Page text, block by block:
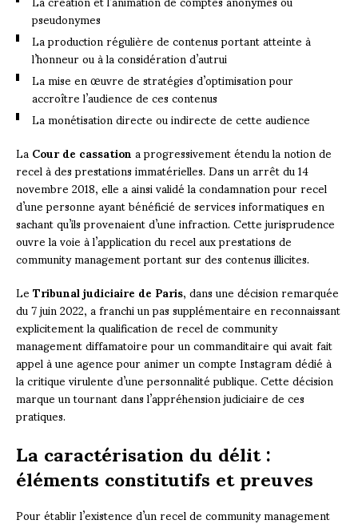
pseudonymes
La production régulière de contenus portant atteinte à
l’honneur ou à la considération d’autrui
La mise en œuvre de stratégies d’optimisation pour
accroître l’audience de ces contenus
La monétisation directe ou indirecte de cette audience
LaCour de cassationa progressivement étendu la notion de
recel à des prestations immatérielles. Dans un arrêt du 14
novembre 2018, elle a ainsi validé la condamnation pour recel
d’une personne ayant bénéficié de services informatiques en
sachant qu’ils provenaient d’une infraction. Cette jurisprudence
ouvre la voie à l’application du recel aux prestations de
community management portant sur des contenus illicites.
LeTribunal judiciaire de Paris, dans une décision remarquée
du 7 juin 2022, a franchi un pas supplémentaire en reconnaissant
explicitement la qualification de recel de community
management diffamatoire pour un commanditaire qui avait fait
appel à une agence pour animer un compte Instagram dédié à
la critique virulente d’une personnalité publique. Cette décision
marque un tournant dans l’appréhension judiciaire de ces
pratiques.
La caractérisation du délit :
éléments constitutifs et preuves
Pour établir l’existence d’un recel de community management